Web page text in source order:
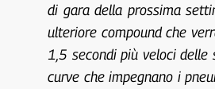
di gara della prossima
ulteriore compound che
1,5 secondi più veloci
curve che impegnano i